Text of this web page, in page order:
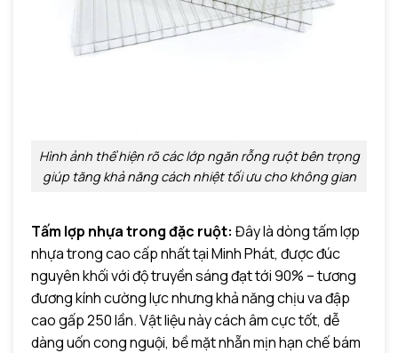
Hình ảnh thể hiện rõ các lớp ngăn rỗng ruột bên trọng
giúp tăng khả năng cách nhiệt tối ưu cho không gian
Tấm lợp nhựa trong đặc ruột: Đây là dòng tấm lợp
nhựa trong cao cấp nhất tại Minh Phát, được đúc
nguyên khối với độ truyền sáng đạt tới 90% – tương
đương kính cường lực nhưng khả năng chịu va đập
cao gấp 250 lần. Vật liệu này cách âm cực tốt, dễ
dàng uốn cong nguội, bề mặt nhẵn mịn hạn chế bám